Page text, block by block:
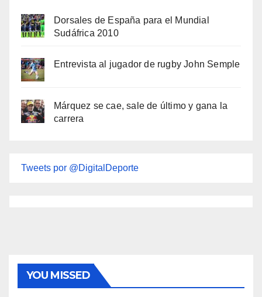
Dorsales de España para el Mundial
Sudáfrica 2010
Entrevista al jugador de rugby John Semple
Márquez se cae, sale de último y gana la
carrera
Tweets por @DigitalDeporte
YOU MISSED